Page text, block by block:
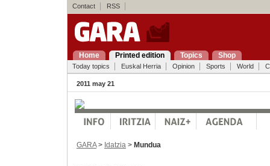
Contact RSS
Home Printed edition Topics Shop
Today topics Euskal Herria Opinion Sports World
2011 may 21
GARA> Idatzia > Mundua